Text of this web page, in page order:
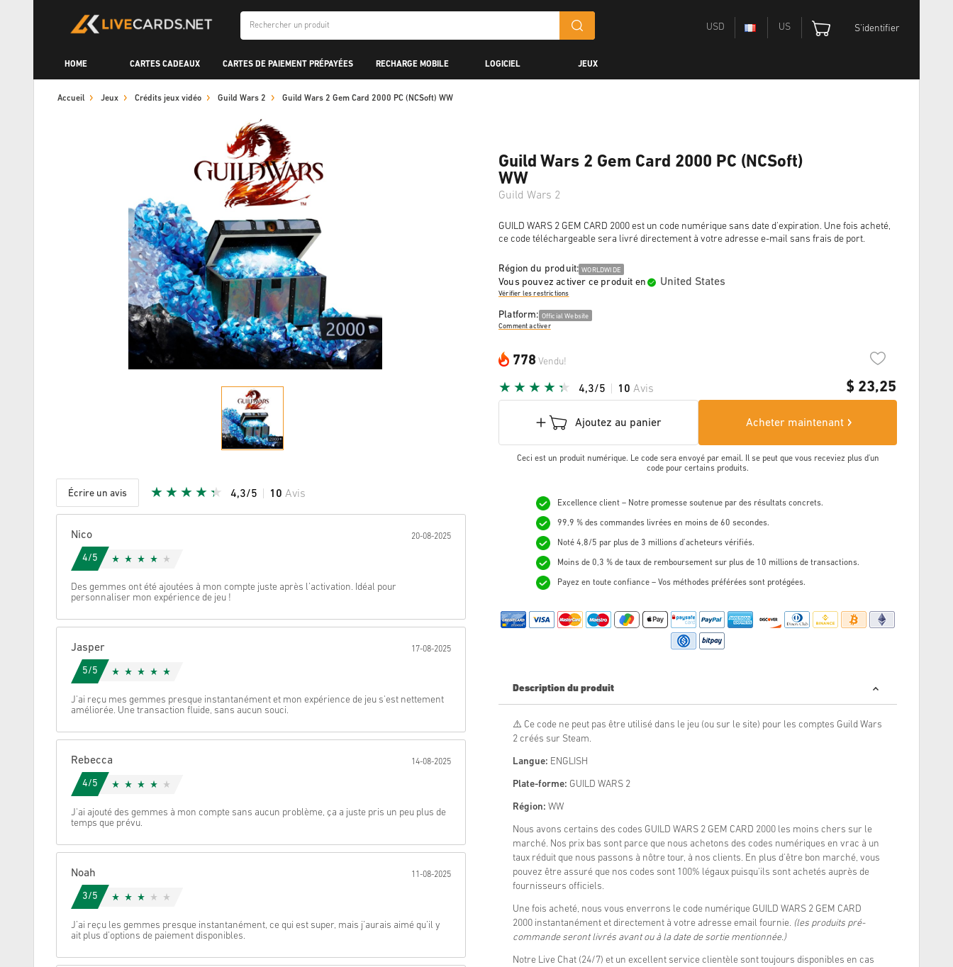
USD US S'identifier
HOME CARTES CADEAUX CARTES DE PAIEMENT PRÉPAYÉES RECHARGE MOBILE LOGICIEL JEUX
Accueil Jeux Crédits jeux vidéo Guild Wars 2 Guild Wars 2 Gem Card 2000 PC (NCSoft) WW
Écrire un avis 4,3/5 10 Avis
Annulez
Nico 20-08-2025
4/5
Des gemmes ont été ajoutées à mon compte juste après l’activation. Idéal pour
personnaliser mon expérience de jeu !
Jasper 17-08-2025
5/5
J'ai reçu mes gemmes presque instantanément et mon expérience de jeu s'est nettement
améliorée. Une transaction fluide, sans aucun souci.
Rebecca 14-08-2025
4/5
J'ai ajouté des gemmes à mon compte sans aucun problème, ça a juste pris un peu plus de
temps que prévu.
Noah 11-08-2025
3/5
J’ai reçu les gemmes presque instantanément, ce qui est super, mais j’aurais aimé qu’il y
ait plus d’options de paiement disponibles.
Guild Wars 2 Gem Card 2000 PC (NCSoft)
WW
Guild Wars 2
GUILD WARS 2 GEM CARD 2000 est un code numérique sans date d'expiration. Une fois acheté,
ce code téléchargeable sera livré directement à votre adresse e-mail sans frais de port.
Région du produit: WORLDWIDE
Vous pouvez activer ce produit en United States
Vérifier les restrictions
Platform: Official Website
Comment activer
778 Vendu!
$ 23,25
4,3/5 10 Avis
Ajoutez au panier Acheter maintenant
Ceci est un produit numérique. Le code sera envoyé par email. Il se peut que vous receviez plus d'un
code pour certains produits.
Excellence client – Notre promesse soutenue par des résultats concrets.
99,9 % des commandes livrées en moins de 60 secondes.
Noté 4,8/5 par plus de 3 millions d’acheteurs vérifiés.
Moins de 0,3 % de taux de remboursement sur plus de 10 millions de transactions.
Payez en toute confiance – Vos méthodes préférées sont protégées.
Description du produit
⚠️ Ce code ne peut pas être utilisé dans le jeu (ou sur le site) pour les comptes Guild Wars
2 créés sur Steam.
Langue: ENGLISH
Plate-forme: GUILD WARS 2
Région: WW
Nous avons certains des codes GUILD WARS 2 GEM CARD 2000 les moins chers sur le
marché. Nos prix bas sont parce que nous achetons des codes numériques en vrac à un
taux réduit que nous passons à nôtre tour, à nos clients. En plus d'être bon marché, vous
pouvez être assuré que nos codes sont 100% légaux puisqu'ils sont achetés auprès de
fournisseurs officiels.
Une fois acheté, nous vous enverrons le code numérique GUILD WARS 2 GEM CARD
2000 instantanément et directement à votre adresse email fournie. (les produits pré-
commande seront livrés avant ou à la date de sortie mentionnée.)
Notre Live Chat (24/7) et un excellent service clientèle sont toujours disponibles en cas